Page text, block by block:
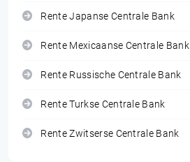
Rente Japanse Centrale Bank
Rente Mexicaanse Centrale Bank
Rente Russische Centrale Bank
Rente Turkse Centrale Bank
Rente Zwitserse Centrale Bank